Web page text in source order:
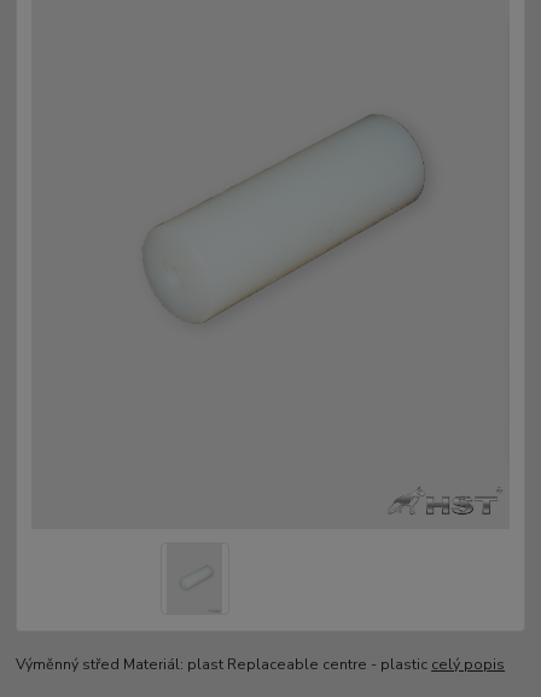
Výměnný střed Materiál: plast Replaceable centre - plastic celý popis